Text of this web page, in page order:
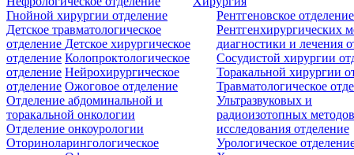
Гнойной хирургии отделение
Детское травматологическое
отделение Детское хирургическое
отделение Колопроктологическое
отделение Нейрохирургическое
отделение Ожоговое отделение
Отделение абдоминальной и
торакальной онкологии
Отделение онкоурологии
Оториноларингологическое
Рентгеновское отделение
Рентгенхирургических
диагностики и лечения
Сосудистой хирургии
Торакальной хирургии
Травматологическое
Ультразвуковых и
радиоизотопных
исследования отделение
Урологическое